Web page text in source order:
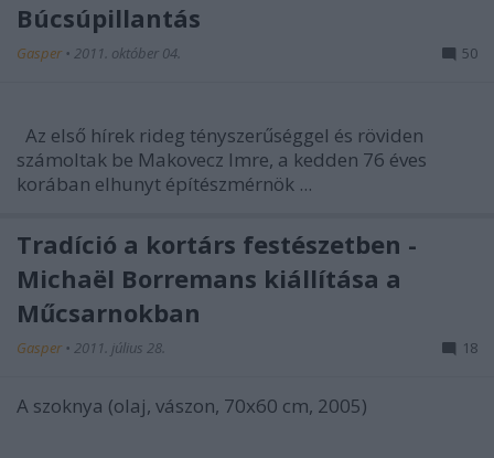
Búcsúpillantás
Gasper • 2011. október 04. 50
Az első hírek rideg tényszerűséggel és röviden
számoltak be Makovecz Imre, a kedden 76 éves
korában elhunyt építészmérnök ...
Tradíció a kortárs festészetben -
Michaël Borremans kiállítása a
Műcsarnokban
Gasper • 2011. július 28. 18
A szoknya (olaj, vászon, 70x60 cm, 2005)